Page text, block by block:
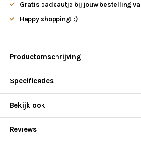
Gratis cadeautje bij jouw bestelling
Happy shopping! :)
Productomschrijving
Specificaties
Bekijk ook
Reviews